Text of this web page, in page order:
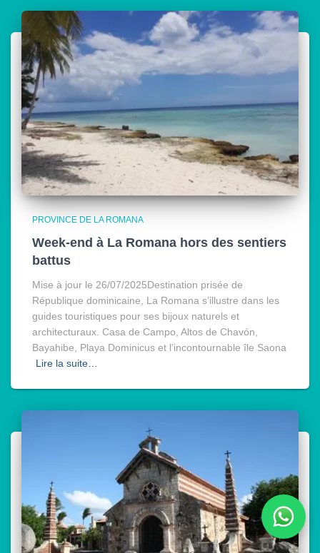
PROVINCE DE LA ROMANA
Week-end à La Romana hors des sentiers
battus
Mise à jour le 26/07/2025Destination prisée de
République dominicaine, La Romana s’illustre dans les
guides touristiques pour ses bijoux naturels et
architecturaux. Casa de Campo, Altos de Chavón,
Bayahibe, Playa Dominicus et l’incontournable île Saona
Lire la suite…